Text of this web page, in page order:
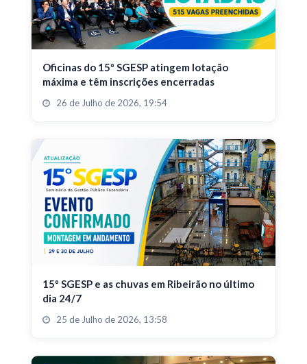
Oficinas do 15º SGESP atingem lotação
máxima e têm inscrições encerradas
26 de Julho de 2026, 19:54
15º SGESP e as chuvas em Ribeirão no último
dia 24/7
25 de Julho de 2026, 13:58